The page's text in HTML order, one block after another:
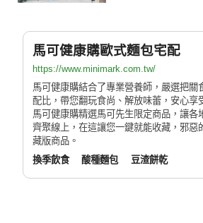
馬可健康購歐式麵包宅配
https://www.minimark.com.tw/
馬可健康購結合了專業營養師，嚴選把關
配比，帶您翻玩食尚、解放味蕾，安心享
馬可健康購精選馬可先生限定商品，讓各
齊聚線上，在這讓您一鍵就能收藏，邪惡
藏版商品。
換季飲食
酸種麵包 豆渣餅乾